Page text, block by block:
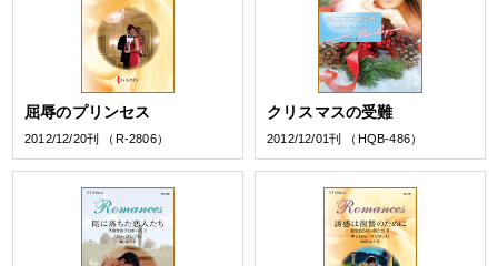
屈辱のプリンセス
2012/12/20刊 （R-2806）
クリスマスの受難
2012/12/01刊 （HQB-486）